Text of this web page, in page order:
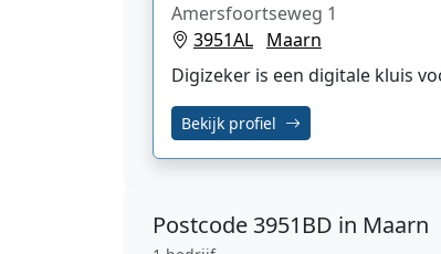
Amersfoortseweg 1
3951AL Maarn
Digizeker is een digitale kluis
Bekijk profiel
Postcode 3951BD in Maarn